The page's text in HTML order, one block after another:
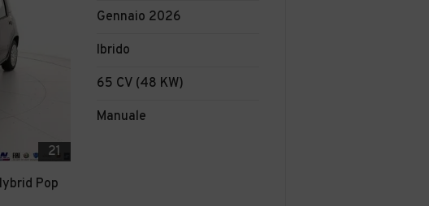
21
Pop
Gennaio 2026
Ibrido
65 CV (48 KW)
Manuale